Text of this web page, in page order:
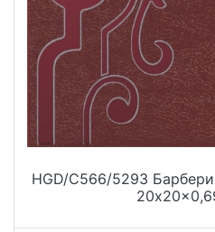
HGD/C566/5293